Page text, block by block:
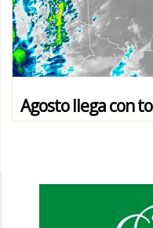
Agosto llega con